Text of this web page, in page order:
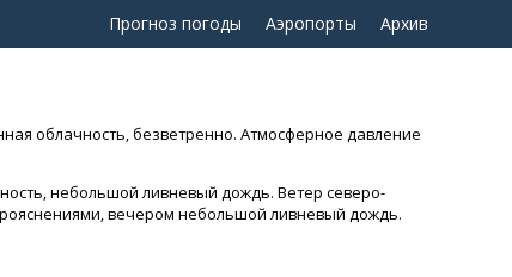
Прогноз погоды Аэропорты Архив
облачность, безветренно. Атмосферное давление
небольшой ливневый дождь. Ветер северо-
вечером небольшой ливневый дождь.